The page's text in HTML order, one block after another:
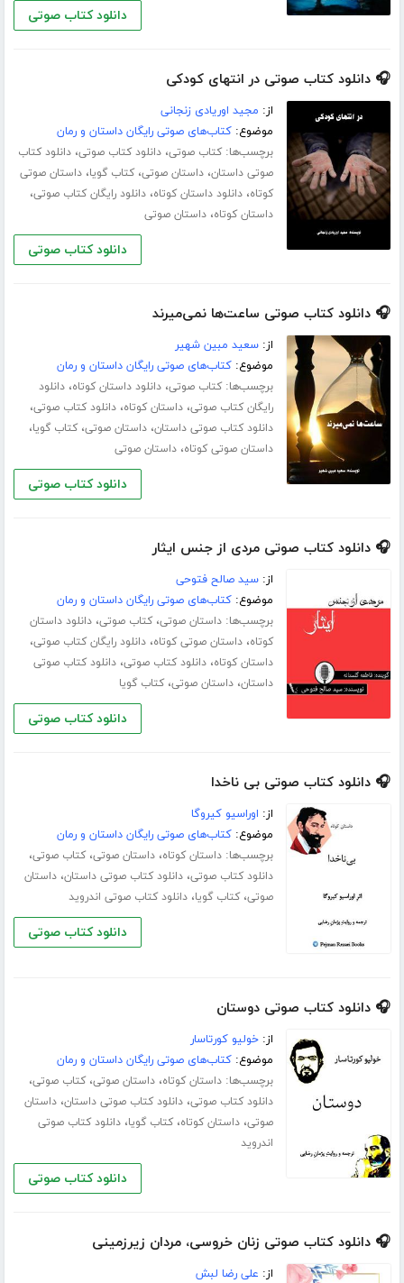
دانلود کتاب صوتی
🎧 دانلود کتاب صوتی در انتهای کودکی
از: مجید اوریادی زنجانی
موضوع:کتاب‌های صوتی رایگان داستان و رمان
برچسب‌ها:کتاب صوتی،دانلود کتاب صوتی،دانلود کتاب
صوتی داستان،داستان صوتی،کتاب گویا،داستان صوتی
کوتاه،دانلود داستان کوتاه،دانلود رایگان کتاب صوتی،
داستان کوتاه،داستان صوتی
دانلود کتاب صوتی
🎧 دانلود کتاب صوتی ساعت‌ها نمی‌میرند
از:سعید مبین شهیر
موضوع:کتاب‌های صوتی رایگان داستان و رمان
برچسب‌ها:کتاب صوتی،دانلود داستان کوتاه،دانلود
رایگان کتاب صوتی،داستان کوتاه،دانلود کتاب صوتی،
دانلود کتاب صوتی داستان،داستان صوتی،کتاب گویا،
داستان صوتی کوتاه،داستان صوتی
دانلود کتاب صوتی
🎧 دانلود کتاب صوتی مردی از جنس ایثار
از:سید صالح فتوحی
موضوع:کتاب‌های صوتی رایگان داستان و رمان
برچسب‌ها:داستان صوتی،کتاب صوتی،دانلود داستان
کوتاه،داستان صوتی کوتاه،دانلود رایگان کتاب صوتی،
داستان کوتاه،دانلود کتاب صوتی،دانلود کتاب صوتی
داستان،داستان صوتی،کتاب گویا
دانلود کتاب صوتی
🎧 دانلود کتاب صوتی بی ناخدا
از: اوراسیو کیروگا
موضوع:کتاب‌های صوتی رایگان داستان و رمان
برچسب‌ها:داستان کوتاه،داستان صوتی،کتاب صوتی،
دانلود کتاب صوتی،دانلود کتاب صوتی داستان،داستان
صوتی،کتاب گویا،دانلود کتاب صوتی اندروید
دانلود کتاب صوتی
🎧 دانلود کتاب صوتی دوستان
از:خولیو کورتاسار
موضوع:کتاب‌های صوتی رایگان داستان و رمان
برچسب‌ها:داستان کوتاه،داستان صوتی،کتاب صوتی،
دانلود کتاب صوتی،دانلود کتاب صوتی داستان،داستان
صوتی،داستان کوتاه،کتاب گویا،دانلود کتاب صوتی
اندروید
دانلود کتاب صوتی
🎧 دانلود کتاب صوتی زنان خروسی، مردان زیرزمینی
از: علی رضا لبش